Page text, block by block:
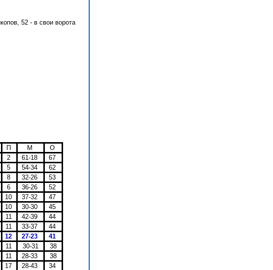
52 - в свои ворота
П М
О
2 61-18
67
5 54-34
62
8 32-26
53
6 36-26
52
10 37-32
47
10 30-30
45
11 42-39
44
11 33-37
44
12 27-23
41
11 30-31
38
11 28-33
38
17 28-43
34